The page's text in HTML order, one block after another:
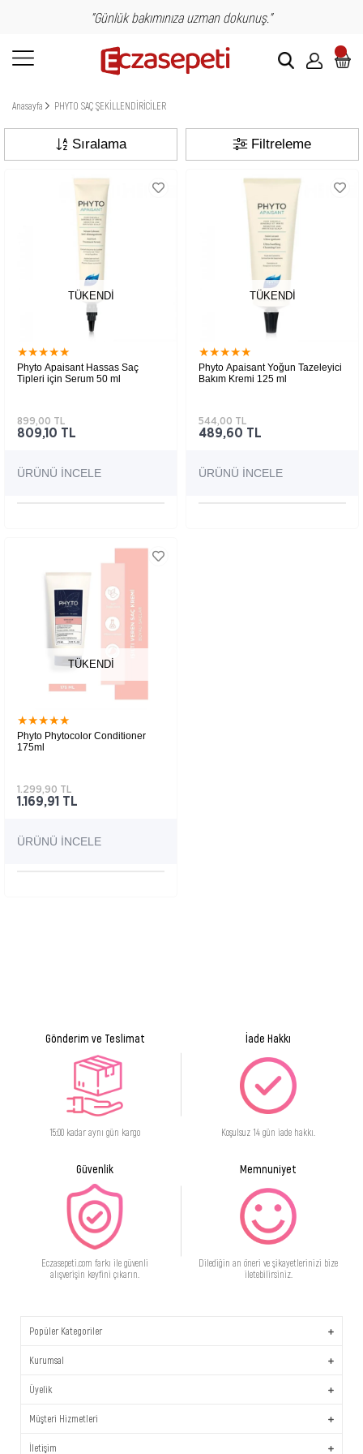
"Günlük bakımınıza uzman dokunuş."
Anasayfa PHYTO SAÇ ŞEKİLLENDİRİCİLER
Filtreleme
Sıralama
TÜKENDI
★★★★★
Phyto Apaisant Hassas Saç
Tipleri için Serum 50 ml
809,10 TL
899,00 TL
ÜRÜNÜ İNCELE
TÜKENDI
★★★★★
Phyto Apaisant Yoğun Tazeleyici
Bakım Kremi 125 ml
489,60 TL
544,00 TL
ÜRÜNÜ İNCELE
TÜKENDI
★★★★★
Phyto Phytocolor Conditioner
175ml
1.169,91 TL
1.299,90 TL
ÜRÜNÜ İNCELE
Gönderim ve Teslimat
15:00 kadar aynı gün kargo
İade Hakkı
Koşulsuz 14 gün iade hakkı.
Güvenlik
Eczasepeti.com farkı ile güvenli
alışverişin keyfini çıkarın.
Memnuniyet
Dilediğin an öneri ve şikayetlerinizi bize
iletebilirsiniz.
Popüler Kategoriler
Kurumsal
Üyelik
Müşteri Hizmetleri
İletişim